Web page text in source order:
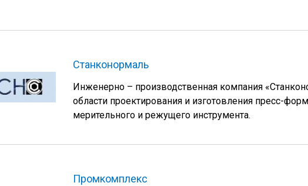
Станконормаль
Инженерно – производственная компания
области проектирования и изготовления пресс-
мерительного и режущего инструмента.
Промкомплекс